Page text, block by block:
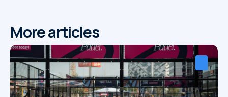
More articles